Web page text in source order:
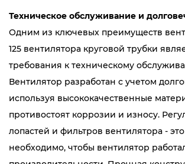
Техническое обслуживание и
Одним из ключевых преимуществ
125 вентилятора круговой трубки
требования к техническому
Вентилятор разработан с учетом
используя высококачественные
противостоят коррозии и износу.
лопастей и фильтров вентилятора -
необходимо, чтобы вентилятор